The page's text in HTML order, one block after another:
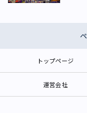
トップページ
運営会社